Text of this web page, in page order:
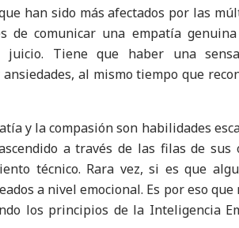
han sido más afectados por las
de comunicar una empatía
juicio. Tiene que haber una
al mismo tiempo que
y la compasión son habilidades
a través de las filas de sus
técnico. Rara vez, si es que
a nivel emocional. Es por eso
los principios de la Inteligencia